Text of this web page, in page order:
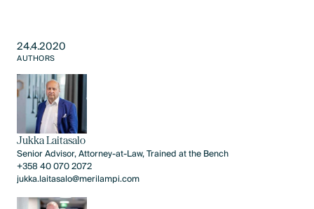
24.4.2020
AUTHORS
Jukka Laitasalo
Senior Advisor, Attorney-at-Law, Trained at the Bench
+358 40 070 2072
jukka.laitasalo@merilampi.com